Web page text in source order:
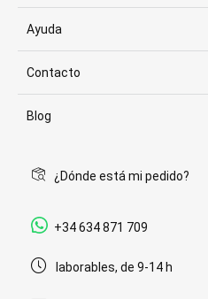
Ayuda
Contacto
Blog
¿Dónde está mi pedido?
+34 634 871 709
laborables, de 9-14 h